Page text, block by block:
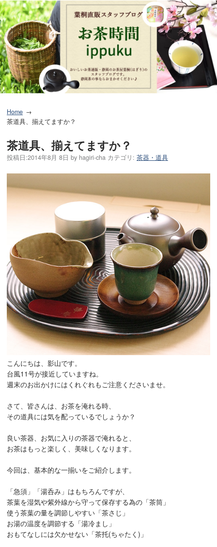
Home
茶道具、揃えてますか？
茶道具、揃えてますか？
投稿日:2014年8月 8日 by hagiri-cha カテゴリ: 茶器・道具
こんにちは、影山です。
台風11号が接近していますね。
週末のお出かけにはくれぐれもご注意くださいませ。
さて、皆さんは、お茶を淹れる時、
その道具には気を配っているでしょうか？
良い茶器、お気に入りの茶器で淹れると、
お茶はもっと楽しく、美味しくなります。
今回は、基本的な一揃いをご紹介します。
「急須」「湯呑み」はもちろんですが、
茶葉を湿気や紫外線から守って保存する為の「茶筒」
使う茶葉の量を調節しやすい「茶さじ」
お湯の温度を調節する「湯冷まし」
おもてなしには欠かせない「茶托(ちゃたく)」